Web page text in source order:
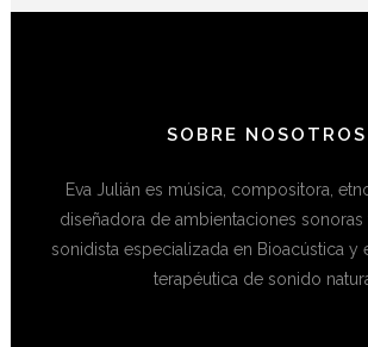
SOBRE NOSOTROS
Eva Julián es música, compositora,
diseñadora de ambientaciones sonoras
sonidista especializada en Bioacústica y
terapéutica de sonido